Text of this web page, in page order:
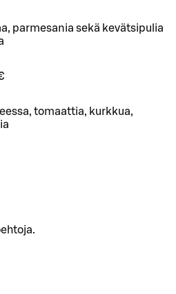
parmesania sekä kevätsipulia
tomaattia, kurkkua,